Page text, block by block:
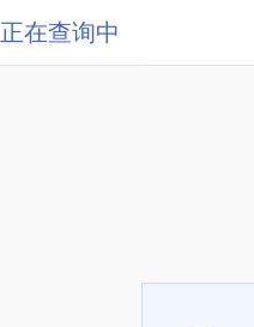
正在查询中